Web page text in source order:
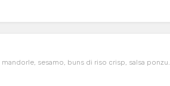
sesamo, buns di riso crisp, salsa